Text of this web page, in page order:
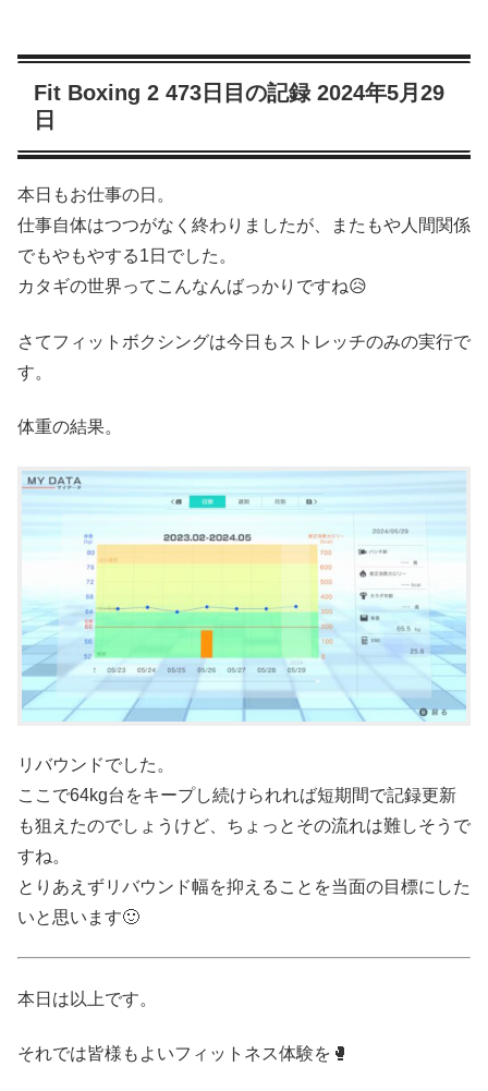
Fit Boxing 2 473日目の記録 2024年5月29
日
本日もお仕事の日。
仕事自体はつつがなく終わりましたが、またもや人間関係
でもやもやする1日でした。
カタギの世界ってこんなんばっかりですね😥
さてフィットボクシングは今日もストレッチのみの実行で
す。
体重の結果。
リバウンドでした。
ここで64kg台をキープし続けられれば短期間で記録更新
も狙えたのでしょうけど、ちょっとその流れは難しそうで
すね。
とりあえずリバウンド幅を抑えることを当面の目標にした
いと思います🙂
本日は以上です。
それでは皆様もよいフィットネス体験を🥊